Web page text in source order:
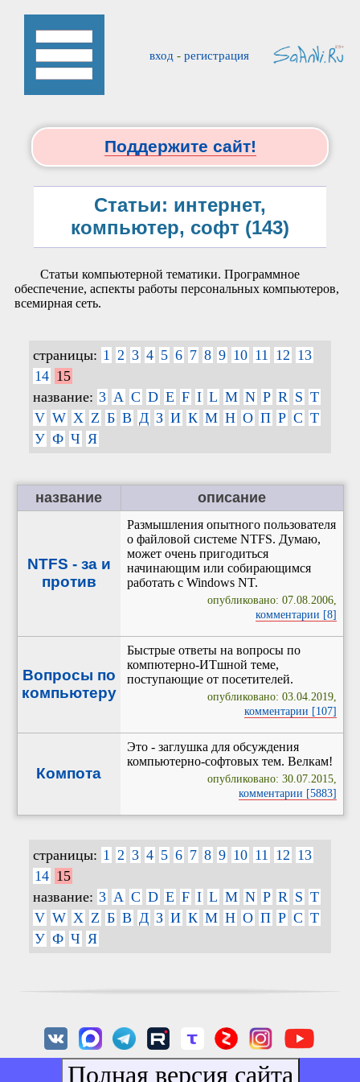
вход - регистрация
Поддержите сайт!
Статьи: интернет,
компьютер, софт (143)
Статьи компьютерной тематики. Программное
обеспечение, аспекты работы персональных компьютеров,
всемирная сеть.
страницы: 1 2 3 4 5 6 7 8 9 10 11 12 13
14 15
название: 3 A C D E F I L M N P R S T
V W X Z Б В Д З И К М Н О П Р С Т
У Ф Ч Я
название описание
NTFS - за и
против
Размышления опытного пользователя
о файловой системе NTFS. Думаю,
может очень пригодиться
начинающим или собирающимся
работать с Windows NT.
опубликовано: 07.08.2006,
комментарии [8]
Вопросы по
компьютеру
Быстрые ответы на вопросы по
компютерно-ИТшной теме,
поступающие от посетителей.
опубликовано: 03.04.2019,
комментарии [107]
Компота
Это - заглушка для обсуждения
компьютерно-софтовых тем. Велкам!
опубликовано: 30.07.2015,
комментарии [5883]
страницы: 1 2 3 4 5 6 7 8 9 10 11 12 13
14 15
название: 3 A C D E F I L M N P R S T
V W X Z Б В Д З И К М Н О П Р С Т
У Ф Ч Я